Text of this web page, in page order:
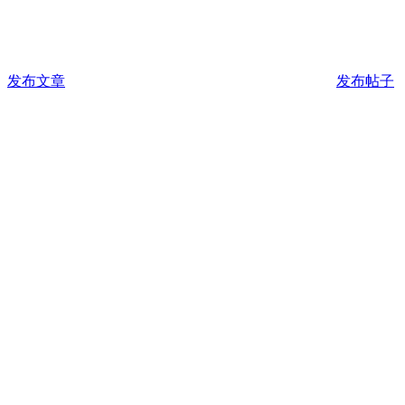
发布文章 发布帖子